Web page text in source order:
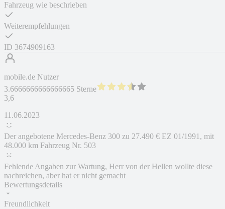
Fahrzeug wie beschrieben
Weiterempfehlungen
ID 3674909163
mobile.de Nutzer
3.6666666666666665 Sterne
3,6
11.06.2023
Der angebotene Mercedes-Benz 300 zu 27.490 € EZ 01/1991, mit
48.000 km Fahrzeug Nr. 503
Fehlende Angaben zur Wartung, Herr von der Hellen wollte diese
nachreichen, aber hat er nicht gemacht
Bewertungsdetails
Freundlichkeit